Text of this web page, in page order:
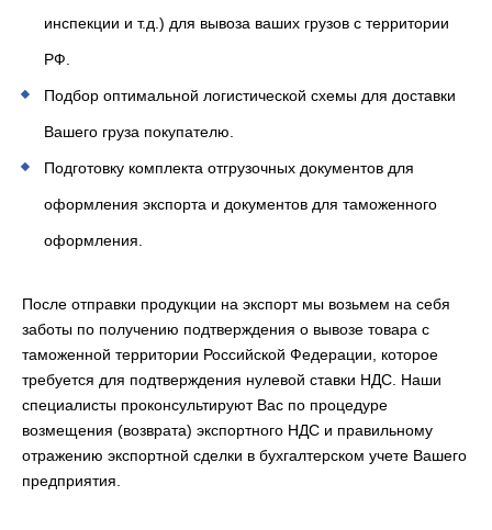
инспекции и т.д.) для вывоза ваших грузов с территории
РФ.
Подбор оптимальной логистической схемы для доставки
Вашего груза покупателю.
Подготовку комплекта отгрузочных документов для
оформления экспорта и документов для таможенного
оформления.
После отправки продукции на экспорт мы возьмем на себя
заботы по получению подтверждения о вывозе товара с
таможенной территории Российской Федерации, которое
требуется для подтверждения нулевой ставки НДС. Наши
специалисты проконсультируют Вас по процедуре
возмещения (возврата) экспортного НДС и правильному
отражению экспортной сделки в бухгалтерском учете Вашего
предприятия.